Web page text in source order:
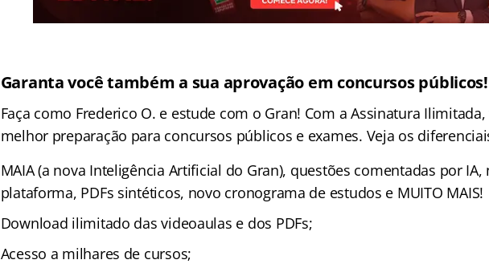
Garanta você também a sua aprovação em concursos públicos!
Faça como Frederico O. e estude com o Gran! Com a Assinatura
melhor preparação para concursos públicos e exames. Veja os
MAIA (a nova Inteligência Artificial do Gran), questões comentadas por IA,
plataforma, PDFs sintéticos, novo cronograma de estudos e MUITO MAIS!
Download ilimitado das videoaulas e dos PDFs;
Acesso a milhares de cursos;